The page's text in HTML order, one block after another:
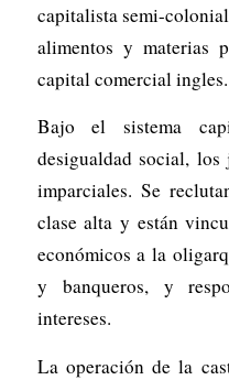
capitalista semi-
alimentos y materias
capital comercial ingles.
Bajo el sistema
desigualdad social, los
imparciales. Se
clase alta y están
económicos a la
y banqueros, y
intereses.
La operación de la